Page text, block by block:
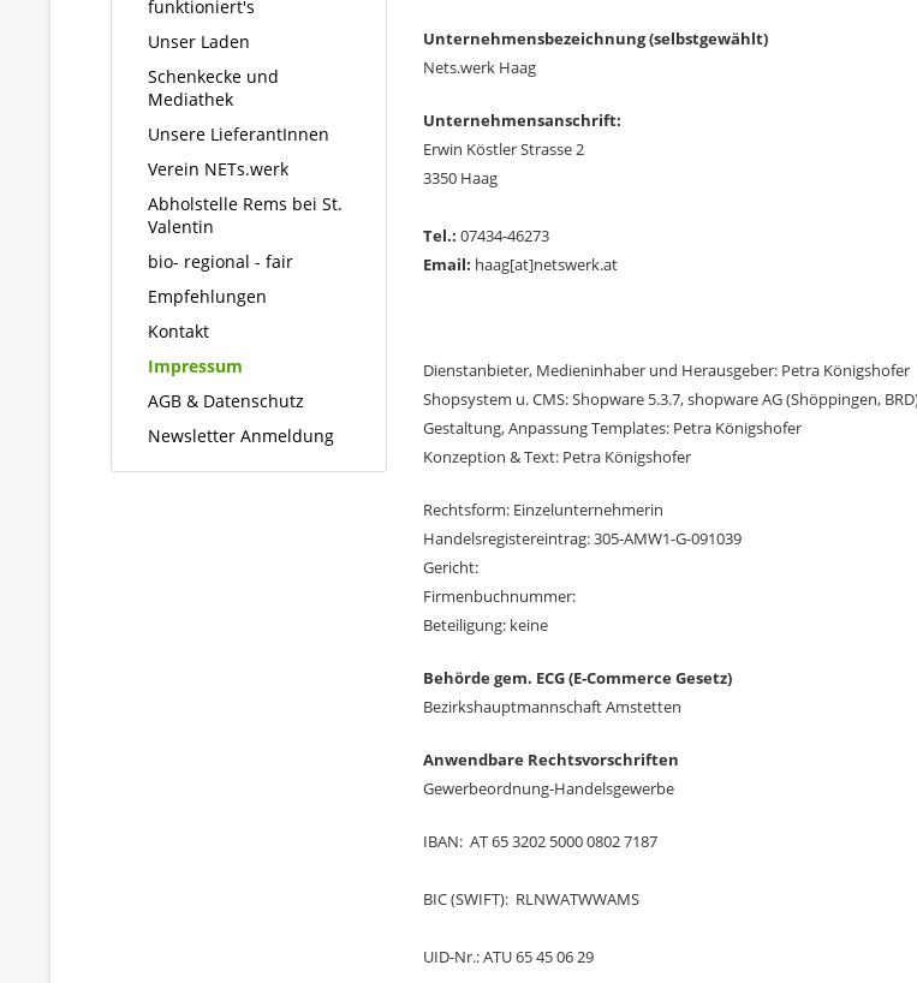
funktioniert's
Unser Laden
Schenkecke und
Mediathek
Unsere LieferantInnen
Verein NETs.werk
Abholstelle Rems bei St.
Valentin
bio- regional - fair
Empfehlungen
Kontakt
Impressum
AGB & Datenschutz
Newsletter Anmeldung
Unternehmensbezeichnung (selbstgewählt)
Nets.werk Haag
Unternehmensanschrift:
Erwin Köstler Strasse 2
3350 Haag
Tel.: 07434-46273
Email: haag[at]netswerk.at
Dienstanbieter, Medieninhaber und Herausgeber: Petra Königshofer
Shopsystem u. CMS: Shopware 5.3.7, shopware AG (Shöppingen,
Gestaltung, Anpassung Templates: Petra Königshofer
Konzeption & Text: Petra Königshofer
Rechtsform: Einzelunternehmerin
Handelsregistereintrag: 305-AMW1-G-091039
Gericht:
Firmenbuchnummer:
Beteiligung: keine
Behörde gem. ECG (E-Commerce Gesetz)
Bezirkshauptmannschaft Amstetten
Anwendbare Rechtsvorschriften
Gewerbeordnung-Handelsgewerbe
IBAN: AT 65 3202 5000 0802 7187
BIC (SWIFT): RLNWATWWAMS
UID-Nr.: ATU 65 45 06 29